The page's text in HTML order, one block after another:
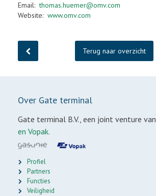
Email:thomas.huemer@omv.com
Website: www.omv.com
Terug naar overzicht
Over Gate terminal
Gate terminal B.V., een joint venture van
en Vopak.
Profiel
Partners
Functies
Veiligheid